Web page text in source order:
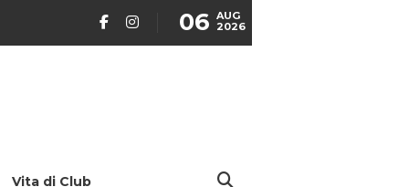
06 AUG
2026
Vita di Club